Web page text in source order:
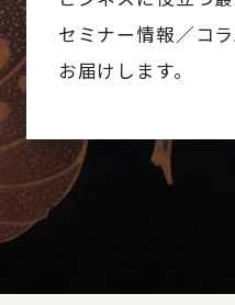
セミナー情報／コ
お届けします。